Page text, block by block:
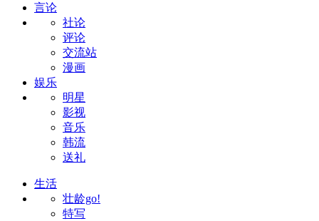
言论
社论
评论
交流站
漫画
娱乐
明星
影视
音乐
韩流
送礼
生活
壮龄go!
特写